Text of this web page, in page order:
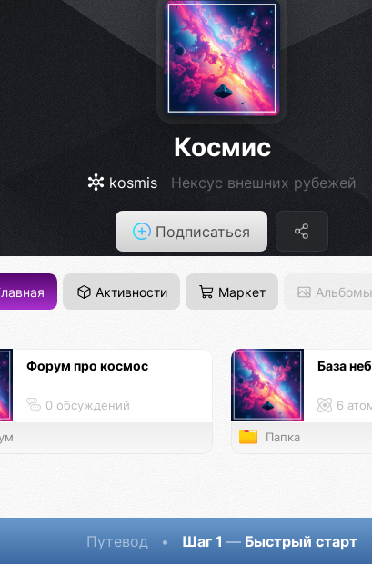
Космис
kosmis Нексус внешних рубежей
Подписаться
Активности Маркет Альбомы
Форум про космос
0 обсуждений
База
6
Папка
Путевод • Шаг 1 — Быстрый старт